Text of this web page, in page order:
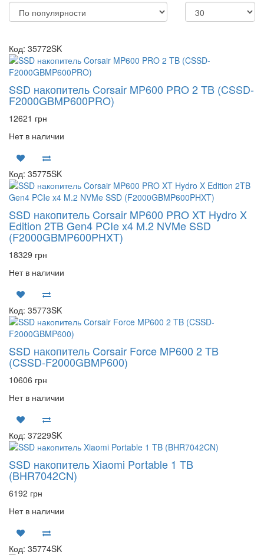
Код: 35772SK
SSD накопитель Corsair MP600 PRO 2 TB (CSSD-
F2000GBMP600PRO)
12621 грн
Нет в наличии
Код: 35775SK
SSD накопитель Corsair MP600 PRO XT Hydro X
Edition 2TB Gen4 PCIe x4 M.2 NVMe SSD
(F2000GBMP600PHXT)
18329 грн
Нет в наличии
Код: 35773SK
SSD накопитель Corsair Force MP600 2 TB
(CSSD-F2000GBMP600)
10606 грн
Нет в наличии
Код: 37229SK
SSD накопитель Xiaomi Portable 1 TB
(BHR7042CN)
6192 грн
Нет в наличии
Код: 35774SK